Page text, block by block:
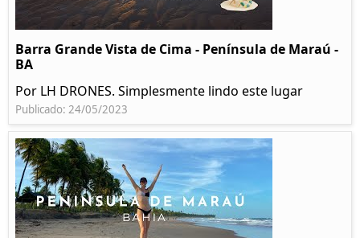
Barra Grande Vista de Cima - Península de Maraú -
BA
Por LH DRONES. Simplesmente lindo este lugar
Publicado: 24/05/2023